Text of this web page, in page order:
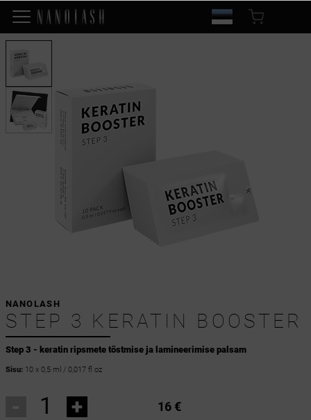
Step 3 - keratin ripsmete tõstmise ja lamineerimise palsam
NANOLASH
STEP 3 KERATIN BOOSTER
Sisu: 10 x 0,5 ml / 0,017 fl oz
+ 16 €